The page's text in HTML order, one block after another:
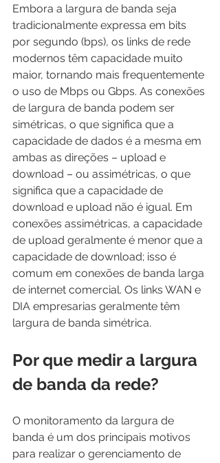
Embora a largura de banda seja
tradicionalmente expressa em bits
por segundo (bps), os links de rede
modernos têm capacidade muito
maior, tornando mais frequentemente
o uso de Mbps ou Gbps. As conexões
de largura de banda podem ser
simétricas, o que significa que a
capacidade de dados é a mesma em
ambas as direções – upload e
download – ou assimétricas, o que
significa que a capacidade de
download e upload não é igual. Em
conexões assimétricas, a capacidade
de upload geralmente é menor que a
capacidade de download; isso é
comum em conexões de banda larga
de internet comercial. Os links WAN e
DIA empresarias geralmente têm
largura de banda simétrica.
Por que medir a largura
de banda da rede?
O monitoramento da largura de
banda é um dos principais motivos
para realizar o gerenciamento de